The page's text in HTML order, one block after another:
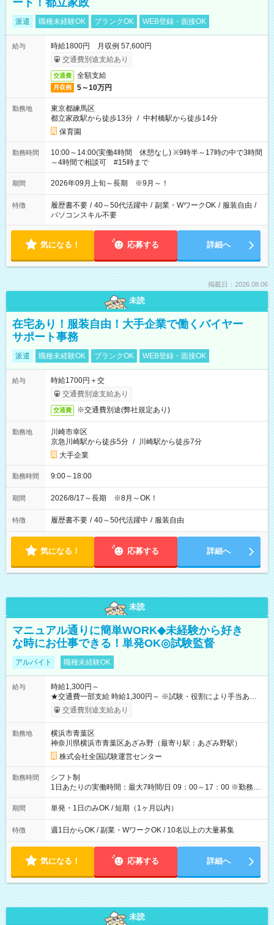
ート！都立家政
派遣 職種未経験OK ブランクOK WEB登録・面接OK
給与
時給1800円 月収例 57,600円
交通費別途支給あり
交通費 全額支給
月収例 5～10万円
勤務地
東京都練馬区
都立家政駅から徒歩13分 / 中村橋駅から徒歩14分
保育園
勤務時間
10:00～14:00(実働4時間 休憩なし) ※9時半～17時の中で3時間
～4時間で相談可 #15時まで
期間 2026年09月上旬～長期 ※9月～！
特徴 履歴書不要 / 40～50代活躍中 / 副業・WワークOK / 服装自由 /
パソコンスキル不要
気になる！ 応募する 詳細へ
掲載日：2026.08.06
未読
在宅あり！服装自由！大手企業で働くバイヤー
サポート事務
派遣 職種未経験OK ブランクOK WEB登録・面接OK
給与
時給1700円＋交
交通費別途支給あり
交通費 ※交通費別途(弊社規定あり)
勤務地
川崎市幸区
京急川崎駅から徒歩5分 / 川崎駅から徒歩7分
大手企業
勤務時間 9:00～18:00
期間 2026/8/17～長期 ※8月～OK！
特徴 履歴書不要 / 40～50代活躍中 / 服装自由
気になる！ 応募する 詳細へ
未読
マニュアル通りに簡単WORK◆未経験から好き
な時にお仕事できる！単発OK◎試験監督
アルバイト 職種未経験OK
給与
時給1,300円～
★交通費一部支給 時給1,300円～ ※試験・役割により手当あり
※勤務回数により昇給あり 【即給（前払い）オプションあ
り！】 希望される場合、勤務から1週間ほどで給与の一部を受け
例】 ・河合塾模擬試験 8:30～17:30（休憩1時間） 時給1,300円
×8時間＝日収10,400円＋交通費 ※当日の役割により時給＋100
円の場合あり ・国家試験 7:00～13:30（休憩なし） 時給1,300
円（役割手当＋100円）×6時間＝日収8,400円＋交通費 【試用期
間】試用期間なし
交通費別途支給あり
勤務地
横浜市青葉区
神奈川県横浜市青葉区あざみ野（最寄り駅：あざみ野駅）
株式会社全国試験運営センター
勤務時間
シフト制
1日あたりの実働時間：最大7時間/日 09：00～17：00 ※勤務時
間は 試験により異なります。
期間 単発・1日のみOK / 短期（1ヶ月以内）
特徴 週1日からOK / 副業・WワークOK / 10名以上の大量募集
気になる！ 応募する 詳細へ
未読